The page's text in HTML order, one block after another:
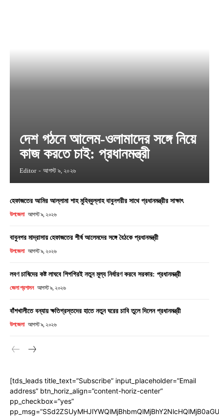
দেশ গঠনে আলেম-ওলামাদের সঙ্গে নিয়ে
কাজ করতে চাই: প্রধানমন্ত্রী
Editor - আগস্ট ৯, ২০২৬
হেফাজতের আমির আল্লামা শাহ মুহিব্বুল্লাহ বাবুনগরীর সাথে প্রধানমন্ত্রীর সাক্ষাৎ
উপজেলা আগস্ট ৯, ২০২৬
বাবুনগর মাদ্রাসায় হেফাজতের শীর্ষ আলেমদের সঙ্গে বৈঠকে প্রধানমন্ত্রী
উপজেলা আগস্ট ৯, ২০২৬
লবণ চাষিদের কষ্ট লাঘবে শিগগিরই নতুন মূল্য নির্ধারণ করবে সরকার: প্রধানমন্ত্রী
জেলা প্রশাসন আগস্ট ৯, ২০২৬
বাঁশখালীতে বন্যায় ক্ষতিগ্রস্তদের হাতে নতুন ঘরের চাবি তুলে দিলেন প্রধানমন্ত্রী
উপজেলা আগস্ট ৯, ২০২৬
[tds_leads title_text=”Subscribe” input_placeholder=”Email
address” btn_horiz_align=”content-horiz-center”
pp_checkbox=”yes”